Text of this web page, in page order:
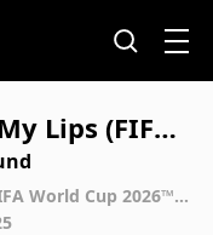
Lips (FIFA
2026™)
World Cup 2026™
Edition)